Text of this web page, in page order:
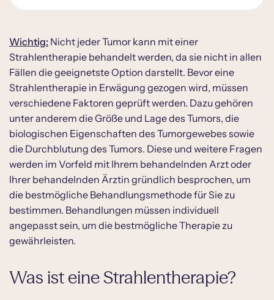
Was ist eine Strahlentherapie?
Wann wird eine Strahlentherapie gemacht?
Nebenwirkungen bei einer Strahlentherapie
Strahlentherapie und Herzgesundheit
Prävention wirkt!
Wichtig: Nicht jeder Tumor kann mit einer
Strahlentherapie behandelt werden, da sie nicht in allen
Fällen die geeignetste Option darstellt. Bevor eine
Strahlentherapie in Erwägung gezogen wird, müssen
verschiedene Faktoren geprüft werden. Dazu gehören
unter anderem die Größe und Lage des Tumors, die
biologischen Eigenschaften des Tumorgewebes sowie
die Durchblutung des Tumors. Diese und weitere Fragen
werden im Vorfeld mit Ihrem behandelnden Arzt oder
Ihrer behandelnden Ärztin gründlich besprochen, um
die bestmögliche Behandlungsmethode für Sie zu
bestimmen. Behandlungen müssen individuell
angepasst sein, um die bestmögliche Therapie zu
gewährleisten.
Was ist eine Strahlentherapie?